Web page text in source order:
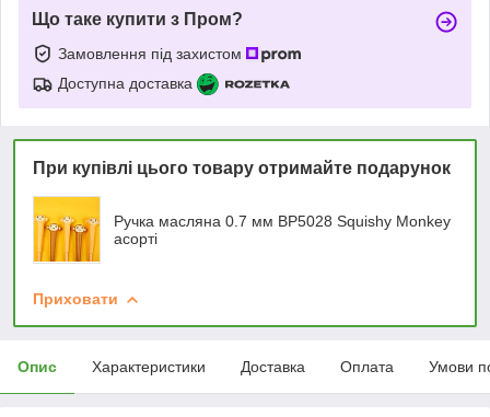
Що таке купити з Пром?
Замовлення під захистом
Доступна доставка
При купівлі цього товару отримайте подарунок
Ручка масляна 0.7 мм BP5028 Squishy Monkey
асорті
Приховати
Опис Характеристики Доставка Оплата Умови